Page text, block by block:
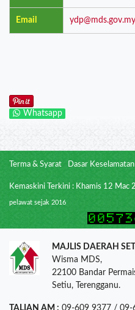
Email ydp@mds.gov.my
Whatsapp
Terma & Syarat Dasar Keselamatan
Kemaskini Terkini : Khamis 12
pelawat sejak 2016
MAJLIS DAERAH
Wisma MDS,
22100 Bandar
Setiu, Terengganu.